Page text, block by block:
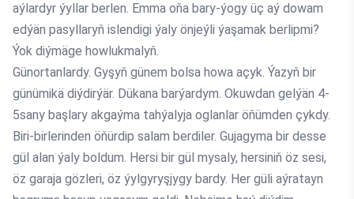
aýlardyr ýyllar berlen. Emma oňa bary-ýogy üç aý dowam
edýän pasyllaryň islendigi ýaly önjeýli ýaşamak berlipmi?
Ýok diýmäge howlukmalyň.
Günortanlardy. Gyşyň günem bolsa howa açyk. Ýazyň bir
günümikä diýdirýär. Dükana barýardym. Okuwdan gelýän 4-
5sany başlary akgaýma tahýalyja oglanlar öňümden çykdy.
Biri-birlerinden öňürdip salam berdiler. Gujagyma bir desse
gül alan ýaly boldum. Hersi bir gül mysaly, hersiniň öz sesi,
öz garaja gözleri, öz ýylgyryşjygy bardy. Her güli aýratayn